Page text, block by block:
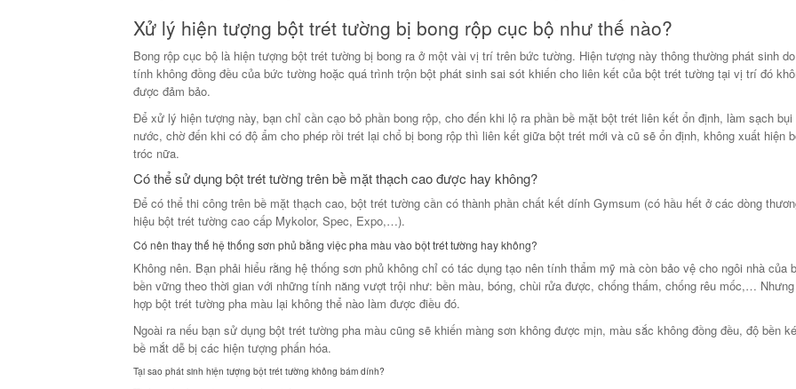
Xử lý hiện tượng bột trét tường bị bong rộp cục bộ như thế nào?
Bong rộp cục bộ là hiện tượng bột trét tường bị bong ra ở một vài vị trí trên bức tường. Hiện tượng này thông thường phát sinh
tính không đồng đều của bức tường hoặc quá trình trộn bột phát sinh sai sót khiến cho liên kết của bột trét tường tại vị trí đó
được đảm bảo.
Để xử lý hiện tượng này, bạn chỉ cần cạo bỏ phần bong rộp, cho đến khi lộ ra phần bề mặt bột trét liên kết ổn định, làm sạch bụi
nước, chờ đến khi có độ ẩm cho phép rồi trét lại chổ bị bong rộp thì liên kết giữa bột trét mới và cũ sẽ ổn định, không xuất hiện
tróc nữa.
Có thể sử dụng bột trét tường trên bề mặt thạch cao được hay không?
Để có thể thi công trên bề mặt thạch cao, bột trét tường cần có thành phần chất kết dính Gymsum (có hầu hết ở các dòng
hiệu bột trét tường cao cấp Mykolor, Spec, Expo,…).
Có nên thay thế hệ thống sơn phủ bằng việc pha màu vào bột trét tường hay không?
Không nên. Bạn phải hiểu rằng hệ thống sơn phủ không chỉ có tác dụng tạo nên tính thẩm mỹ mà còn bảo vệ cho ngôi nhà của
bền vững theo thời gian với những tính năng vượt trội như: bền màu, bóng, chùi rửa được, chống thấm, chống rêu mốc,…
hợp bột trét tường pha màu lại không thể nào làm được điều đó.
Ngoài ra nếu bạn sử dụng bột trét tường pha màu cũng sẽ khiến màng sơn không được mịn, màu sắc không đồng đều, độ bền
bề mắt dễ bị các hiện tượng phấn hóa.
Tại sao phát sinh hiện tượng bột trét tường không bám dính?